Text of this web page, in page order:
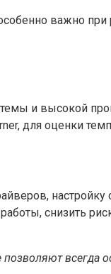
важно
и высокой
для оценки
настройку
снизить
всегда